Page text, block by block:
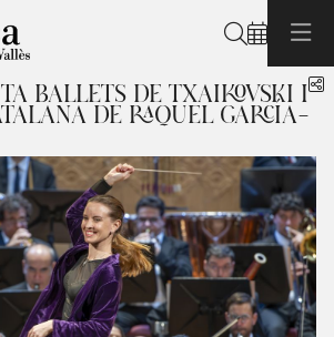
Cerca
BALLETS DE TXAIKOVSKI I
DE RAQUEL GARCÍA-